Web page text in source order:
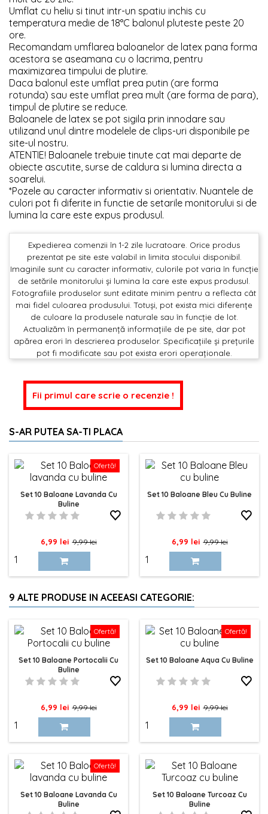
Umflat cu heliu si tinut intr-un spatiu inchis cu
temperatura medie de 18°C balonul pluteste peste 20
ore.
Recomandam umflarea baloanelor de latex pana forma
acestora se aseamana cu o lacrima, pentru
maximizarea timpului de plutire.
Daca balonul este umflat prea putin (are forma
rotunda) sau este umflat prea mult (are forma de para),
timpul de plutire se reduce.
Baloanele de latex se pot sigila prin innodare sau
utilizand unul dintre modelele de clips-uri disponibile pe
site-ul nostru.
ATENTIE! Baloanele trebuie tinute cat mai departe de
obiecte ascutite, surse de caldura si lumina directa a
soarelui.
*Pozele au caracter informativ si orientativ. Nuantele de
culori pot fi diferite in functie de setarile monitorului si de
lumina la care este expus produsul.
Expedierea comenzii în 1-2 zile lucratoare. Orice produs
prezentat pe site este valabil in limita stocului disponibil.
Imaginile sunt cu caracter informativ, culorile pot varia în funcție
de setările monitorului și lumina la care este expus produsul.
Fotografiile produselor sunt editate minim pentru a reflecta cât
mai fidel culoarea produsului. Totuși, pot exista mici diferențe
de culoare la produsele naturale sau în funcție de lot.
Actualizăm în permanență informațiile de pe site, dar pot
apărea erori în descrierea produselor. Specificațiile și prețurile
pot fi modificate sau pot exista erori operaționale.
Fii primul care scrie o recenzie !
S-AR PUTEA SA-TI PLACA
Ofertă!
Set 10 Baloane Lavanda Cu
Buline
Pret
6,99 lei Pret
baza
9,99 lei
Set 10 Baloane Bleu Cu Buline
Pret
6,99 lei Pret
baza
9,99 lei
9 ALTE PRODUSE IN ACEEASI CATEGORIE:
Ofertă!
Set 10 Baloane Portocalii Cu
Buline
Pret
6,99 lei Pret
baza
9,99 lei
Ofertă!
Set 10 Baloane Aqua Cu Buline
Pret
6,99 lei Pret
baza
9,99 lei
Ofertă!
Set 10 Baloane Lavanda Cu
Buline
Set 10 Baloane Turcoaz Cu
Buline